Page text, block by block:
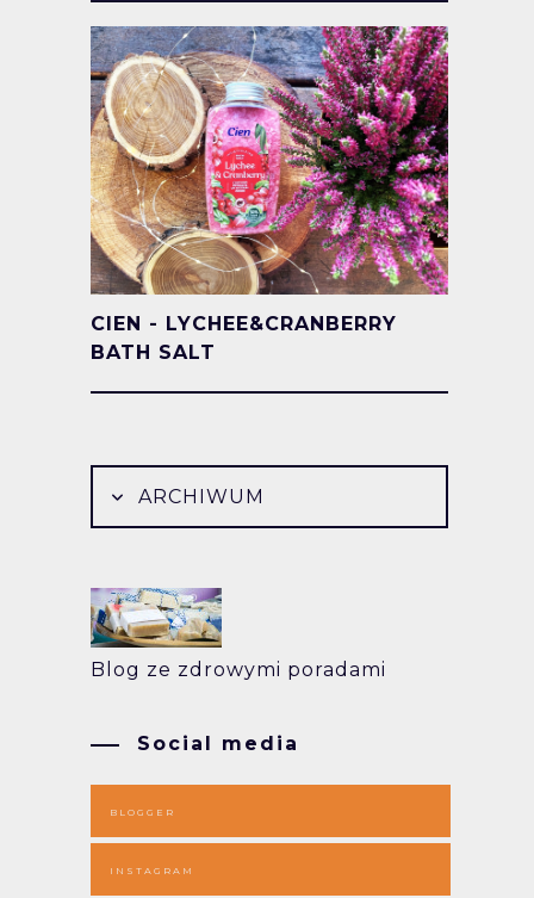
CIEN - LYCHEE&CRANBERRY
BATH SALT
ARCHIWUM
Blog ze zdrowymi poradami
Social media
BLOGGER
INSTAGRAM